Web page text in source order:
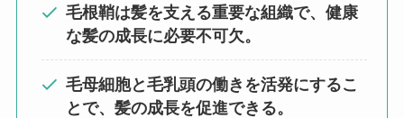
毛根鞘は髪を支える重要な組織で、健康
な髪の成長に必要不可欠。
毛母細胞と毛乳頭の働きを活発にするこ
とで、髪の成長を促進できる。